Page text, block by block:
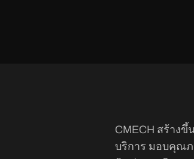
CMECH สร้าง
บริการ มอบคุณภ